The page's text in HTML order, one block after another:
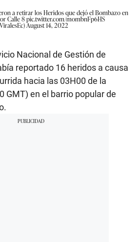
a retirar los Heridos que dejó el Bombazo en
Calle 8pic.twitter.com/mombnFp6HS
August 14, 2022
Nacional de Gestión de
reportado 16 heridos a causa
hacia las 03H00 de la
GMT) en el barrio popular de